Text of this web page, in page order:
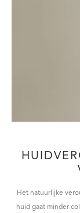
Het natuurlijke
huid gaat minder